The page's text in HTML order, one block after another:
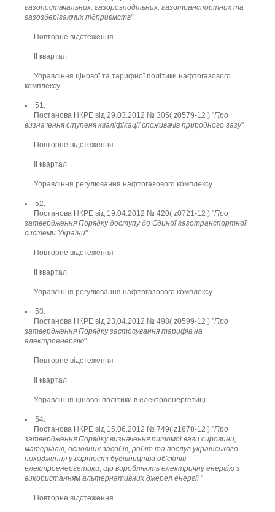
газопостачальних, газорозподільних, газотранспортних та
газозберігаючих підприємств"
Повторне відстеження
ІI квартал
Управління цінової та тарифної політики нафтогазового
комплексу
51.
Постанова НКРЕ від 29.03.2012 № 305( z0579-12 ) "Про
визначення ступеня кваліфікації споживачів природного газу"
Повторне відстеження
ІІ квартал
Управління регулювання нафтогазового комплексу
52.
Постанова НКРЕ від 19.04.2012 № 420( z0721-12 ) "Про
затвердження Порядку доступу до Єдиної газотранспортної
системи України"
Повторне відстеження
ІІ квартал
Управління регулювання нафтогазового комплексу
53.
Постанова НКРЕ від 23.04.2012 № 498( z0599-12 ) "Про
затвердження Порядку застосування тарифів на
електроенергію"
Повторне відстеження
ІІ квартал
Управління цінової політики в електроенергетиці
54.
Постанова НКРЕ від 15.06.2012 № 749( z1678-12 ) "Про
затвердження Порядку визначення питомої ваги сировини,
матеріалів, основних засобів, робіт та послуг українського
походження у вартості будівництва об'єктів
електроенергетики, що виробляють електричну енергію з
використанням альтернативних джерел енергії"
Повторне відстеження